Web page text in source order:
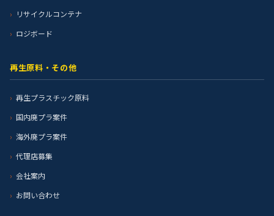
リサイクルコンテナ
ロジボード
再生原料・その他
再生プラスチック原料
国内廃プラ案件
海外廃プラ案件
代理店募集
会社案内
お問い合わせ